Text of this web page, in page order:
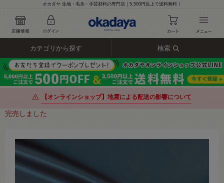
オカダヤ 生地・毛糸・手芸材料の専門店｜5,500円以上で送料無料！
カテゴリから探す 検索
【オンラインショップ】地震による配送の影響について
完売しました